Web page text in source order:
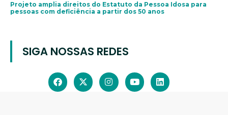
Projeto amplia direitos do Estatuto da Pessoa Idosa para
pessoas com deficiência a partir dos 50 anos
SIGA NOSSAS REDES